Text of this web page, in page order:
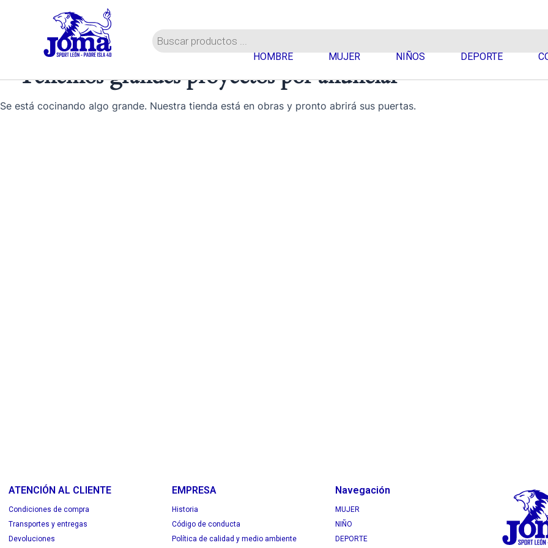
Búsqueda
de
HOMBRE MUJER NIÑOS DEPORTE
Tenemos grandes proyectos por anunciar
Se está cocinando algo grande. Nuestra tienda está en obras y pronto abrirá sus puertas.
ATENCIÓN AL CLIENTE
Condiciones de compra
Transportes y entregas
Devoluciones
EMPRESA
Historia
Código de conducta
Política de calidad y medio ambiente
Navegación
MUJER
NIÑO
DEPORTE